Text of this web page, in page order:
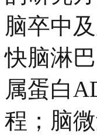
脑卒中
快脑淋
属蛋白
程；脑